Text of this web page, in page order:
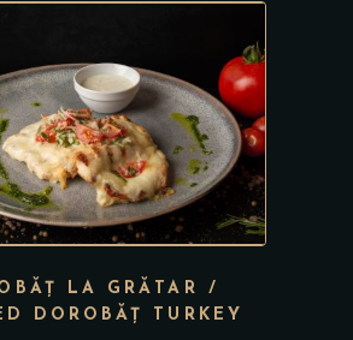
LA GRĂTAR /
DOROBĂȚ TURKEY